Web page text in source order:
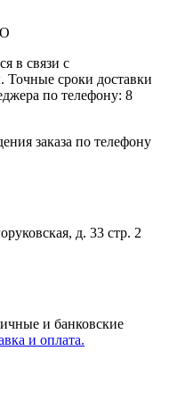
в связи с
Точные сроки доставки
по телефону: 8
заказа по телефону
д. 33 стр. 2
и банковские
и оплата.